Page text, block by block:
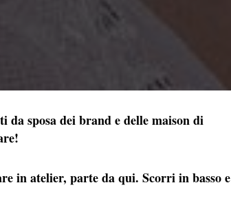
da sposa dei brand e delle maison di
in atelier, parte da qui. Scorri in basso e